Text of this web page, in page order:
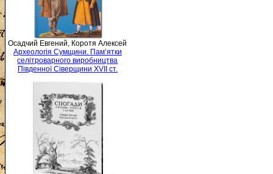
Осадчий Евгений, Коротя Алексей
Археологія Сумщини. Пам’ятки
селітроварного виробництва
Південної Сіверщини XVII ст.